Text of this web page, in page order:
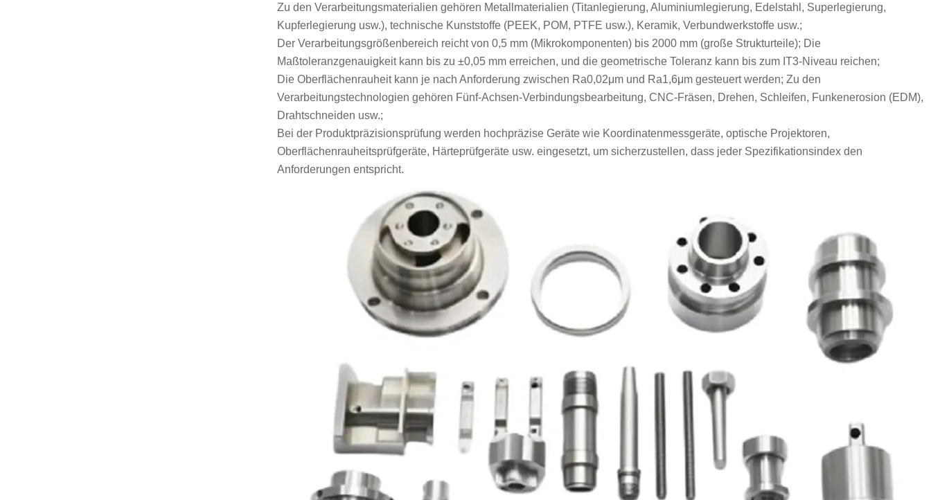
Zu den Verarbeitungsmaterialien gehören Metallmaterialien (Titanlegierung, Aluminiumlegierung, Edelstahl, Superlegierung,
Kupferlegierung usw.), technische Kunststoffe (PEEK, POM, PTFE usw.), Keramik, Verbundwerkstoffe usw.;
Der Verarbeitungsgrößenbereich reicht von 0,5 mm (Mikrokomponenten) bis 2000 mm (große Strukturteile); Die
Maßtoleranzgenauigkeit kann bis zu ±0,05 mm erreichen, und die geometrische Toleranz kann bis zum IT3-Niveau reichen;
Die Oberflächenrauheit kann je nach Anforderung zwischen Ra0,02μm und Ra1,6μm gesteuert werden; Zu den
Verarbeitungstechnologien gehören Fünf-Achsen-Verbindungsbearbeitung, CNC-Fräsen, Drehen, Schleifen, Funkenerosion (EDM),
Drahtschneiden usw.;
Bei der Produktpräzisionsprüfung werden hochpräzise Geräte wie Koordinatenmessgeräte, optische Projektoren,
Oberflächenrauheitsprüfgeräte, Härteprüfgeräte usw. eingesetzt, um sicherzustellen, dass jeder Spezifikationsindex den
Anforderungen entspricht.